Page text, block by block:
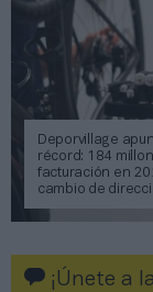
Deporvillage
récord: 184
facturación en
cambio de
¡Únete a